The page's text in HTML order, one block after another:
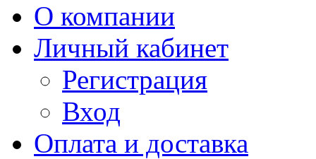
О компании
Личный кабинет
Регистрация
Вход
Оплата и доставка